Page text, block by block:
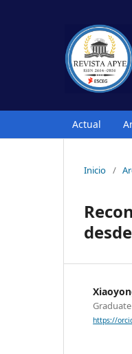
Actual
Inicio /
https://